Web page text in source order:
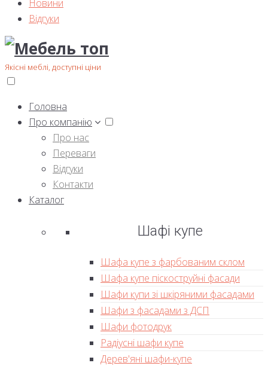
Новини
Відгуки
Якісні меблі, доступні ціни
Головна
Про компанію
Про нас
Переваги
Відгуки
Контакти
Каталог
Шафі купе
Шафа купе з фарбованим склом
Шафа купе піскоструйні фасади
Шафи купи зі шкіряними фасадами
Шафи з фасадами з ДСП
Шафи фотодрук
Радіусні шафи купе
Дерев'яні шафи-купе